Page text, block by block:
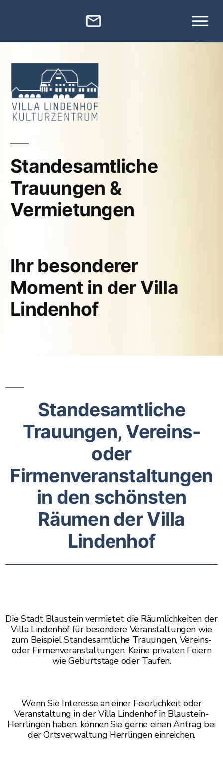
Standesamtliche
Trauungen &
Vermietungen
Ihr besonderer
Moment in der Villa
Lindenhof
Standesamtliche
Trauungen, Vereins-
oder
Firmenveranstaltungen
in den schönsten
Räumen der Villa
Lindenhof
Die Stadt Blaustein vermietet die Räumlichkeiten der
Villa Lindenhof für besondere Veranstaltungen wie
zum Beispiel Standesamtliche Trauungen, Vereins-
oder Firmenveranstaltungen. Keine privaten Feiern
wie Geburtstage oder Taufen.
Wenn Sie Interesse an einer Feierlichkeit oder
Veranstaltung in der Villa Lindenhof in Blaustein-
Herrlingen haben, können Sie gerne einen Antrag bei
der Ortsverwaltung Herrlingen einreichen.